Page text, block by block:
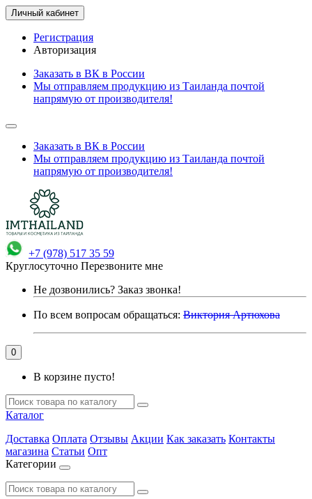
Личный кабинет
Регистрация
Авторизация
Заказать в ВК в России
Мы отправляем продукцию из Таиланда почтой
напрямую от производителя!
Заказать в ВК в России
Мы отправляем продукцию из Таиланда почтой
напрямую от производителя!
+7 (978) 517 35 59
Круглосуточно Перезвоните мне
Не дозвонились? Заказ звонка!
По всем вопросам обращаться: Виктория Артюхова
0
В корзине пусто!
Каталог
Доставка Оплата Отзывы Акции Как заказать Контакты
магазина Статьи Опт
Категории